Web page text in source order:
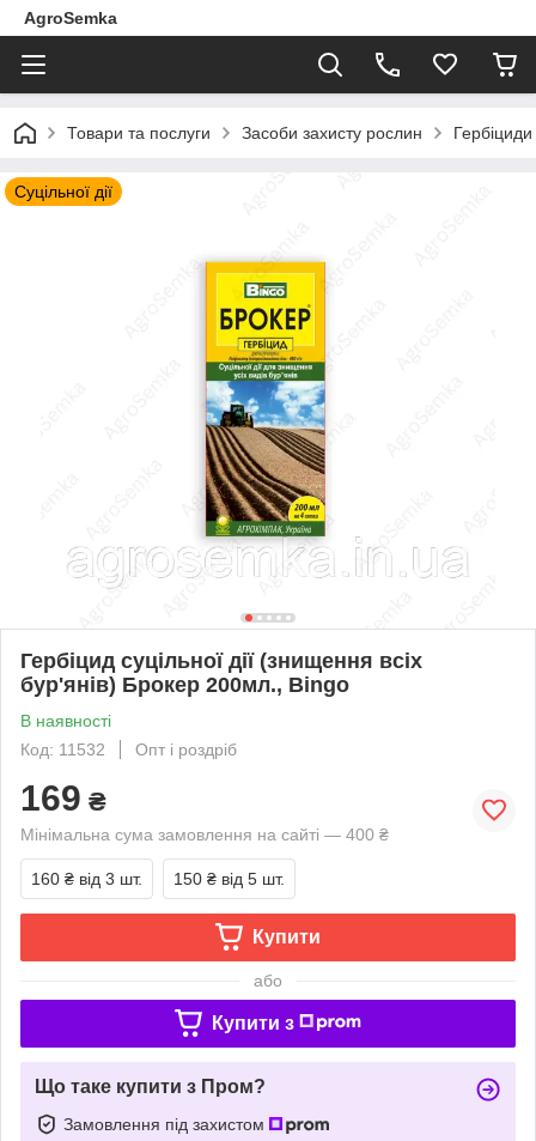
AgroSemka
Товари та послуги Засоби захисту рослин Гербіциди
Суцільної дії
Гербіцид суцільної дії (знищення всіх
бур'янів) Брокер 200мл., Bingo
В наявності
Код: 11532
Опт і роздріб
169 ₴
Мінімальна сума замовлення на сайті — 400 ₴
160 ₴ від 3 шт. 150 ₴ від 5 шт.
Купити
або
Купити з
Що таке купити з Пром?
Замовлення під захистом